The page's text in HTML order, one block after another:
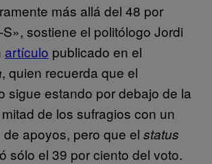
más allá del 48 por
sostiene el politólogo Jordi
artículo publicado en el
, quien recuerda que el
sigue estando por debajo de la
de los sufragios con un
apoyos, pero que el status
sólo el 39 por ciento del voto.